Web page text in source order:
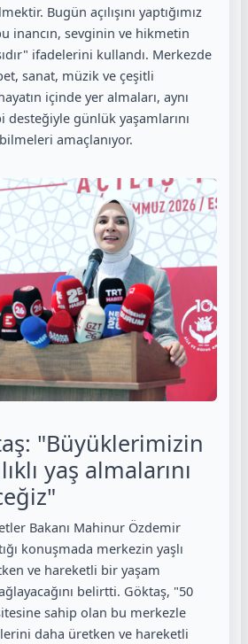
Bugün açılışını yaptığımız
inancın, sevginin ve hikmetin
ifadelerini kullandı. Merkezde
sanat, müzik ve çeşitli
içinde yer almaları, aynı
günlük yaşamlarını
amaçlanıyor.
"Büyüklerimizin
yaş almalarını
Bakanı Mahinur Özdemir
konuşmada merkezin yaşlı
ve hareketli bir yaşam
belirtti. Göktaş, "50
sahip olan bu merkezle
daha üretken ve hareketli